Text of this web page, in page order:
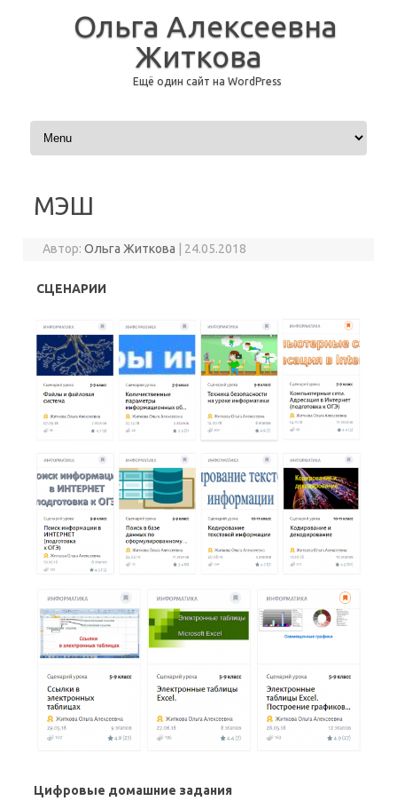
Ольга Алексеевна
Житкова
Ещё один сайт на WordPress
Перейти к содержимому
МЭШ
Автор:Ольга Житкова 24.05.2018
СЦЕНАРИИ
Цифровые домашние задания